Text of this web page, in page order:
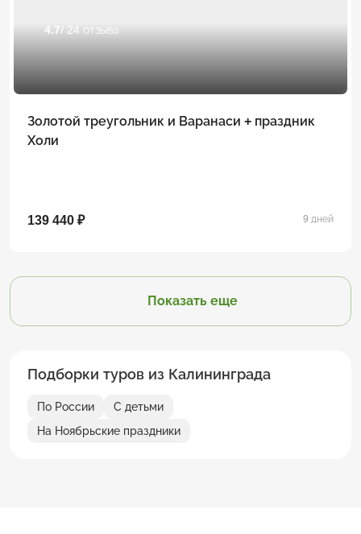
4.7/ 24 отзыва
Золотой треугольник и Варанаси + праздник
Холи
139 440 ₽ 9 дней
Показать еще
Подборки туров из Калининграда
По России
С детьми
На Ноябрьские праздники